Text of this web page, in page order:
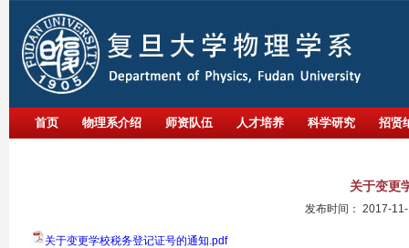
首页 物理系介绍 师资队伍 人才培养 科学研究 招贤
关于变更
发布时间： 2017-
关于变更学校税务登记证号的通知.pdf